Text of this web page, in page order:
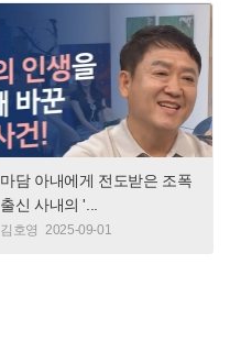
마담 아내에게 전도받은 조폭
출신 사내의 '...
김호영 2025-09-01